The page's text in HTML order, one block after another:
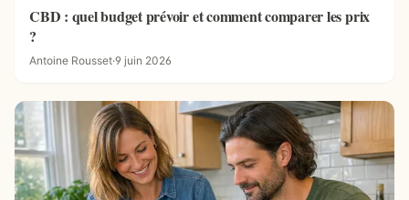
CBD : quel budget prévoir et comment comparer les prix
?
Antoine Rousset·9 juin 2026